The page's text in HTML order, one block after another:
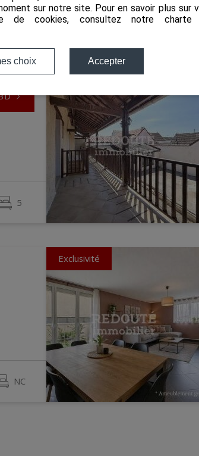
9
5
NC
Exclusivité
sur notre site. Pour en savoir plus sur
de cookies, consultez notre charte
choix Accepter